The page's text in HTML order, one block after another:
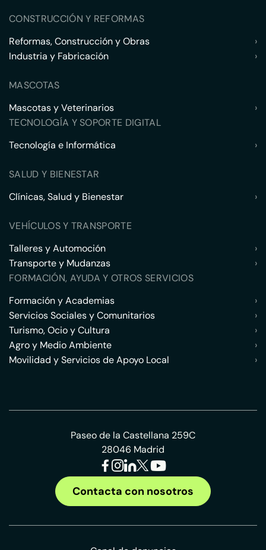
CONSTRUCCIÓN Y REFORMAS
Reformas, Construcción y Obras
›
Industria y Fabricación
›
MASCOTAS
Mascotas y Veterinarios
›
TECNOLOGÍA Y SOPORTE DIGITAL
Tecnología e Informática
›
SALUD Y BIENESTAR
Clínicas, Salud y Bienestar
›
VEHÍCULOS Y TRANSPORTE
Talleres y Automoción
›
Transporte y Mudanzas
›
FORMACIÓN, AYUDA Y OTROS SERVICIOS
Formación y Academias
›
Servicios Sociales y Comunitarios
›
Turismo, Ocio y Cultura
›
Agro y Medio Ambiente
›
Movilidad y Servicios de Apoyo Local
›
Paseo de la Castellana 259C
28046 Madrid
Contacta con nosotros